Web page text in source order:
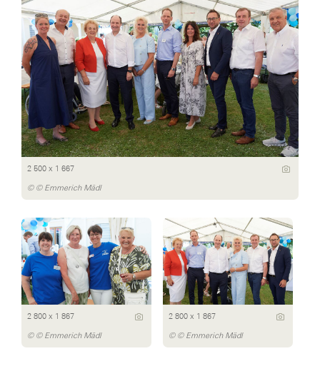
2 500 x 1 667
© © Emmerich Mädl
2 800 x 1 867
© © Emmerich Mädl
2 800 x 1 867
© © Emmerich Mädl